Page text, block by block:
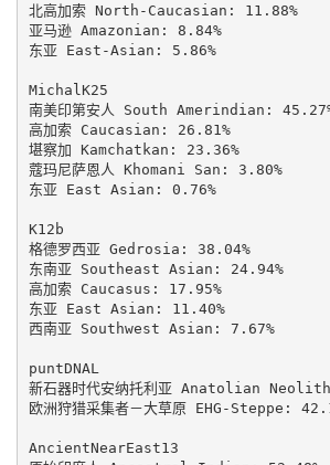
北高加索 North-Caucasian: 11.88%
亚马逊 Amazonian: 8.84%
东亚 East-Asian: 5.86%
MichalK25
南美印第安人 South Amerindian:
高加索 Caucasian: 26.81%
堪察加 Kamchatkan: 23.36%
蔻玛尼萨恩人 Khomani San: 3.80%
东亚 East Asian: 0.76%
K12b
格德罗西亚 Gedrosia: 38.04%
东南亚 Southeast Asian: 24.94%
高加索 Caucasus: 17.95%
东亚 East Asian: 11.40%
西南亚 Southwest Asian: 7.67%
puntDNAL
新石器时代安纳托利亚 Anatolian
欧洲狩猎采集者－大草原 EHG-Steppe:
AncientNearEast13